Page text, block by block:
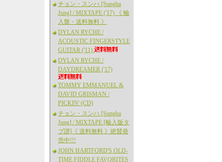
チョン・スンハ [Sungha
Jung] / MIXTAPE ('17) 《 輸
入盤・送料無料 》
DYLAN RYCHE /
ACOUSTIC FINGERSTYLE
GUITAR ('11)
DYLAN RYCHE /
DAYDREAMER ('17)
TOMMY EMMANUEL &
DAVID GRISMAN /
PICKIN' (CD)
チョン・スンハ [Sungha
Jung] / MIXTAPE [輸入版タ
ブ譜]《 送料無料 》絶賛発
売中!!!
JOHN HARTFORD'S OLD-
TIME FIDDLE FAVORITES